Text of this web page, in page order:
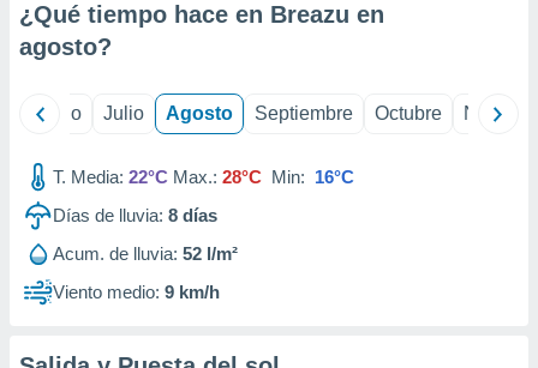
de
1199
¿Qué tiempo hace en Breazu en
agosto?
Junio Julio Agosto Septiembre Octubre
T. Media: 22°C Max.: 28°C Min: 16°C
Días de lluvia: 8 días
Acum. de lluvia: 52 l/m²
Viento medio: 9 km/h